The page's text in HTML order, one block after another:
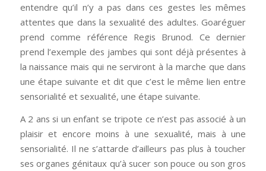
entendre qu’il n’y a pas dans ces gestes les mêmes
attentes que dans la sexualité des adultes. Goaréguer
prend comme référence Regis Brunod. Ce dernier
prend l’exemple des jambes qui sont déjà présentes à
la naissance mais qui ne serviront à la marche que dans
une étape suivante et dit que c’est le même lien entre
sensorialité et sexualité, une étape suivante.
A 2 ans si un enfant se tripote ce n’est pas associé à un
plaisir et encore moins à une sexualité, mais à une
sensorialité. Il ne s’attarde d’ailleurs pas plus à toucher
ses organes génitaux qu’à sucer son pouce ou son gros